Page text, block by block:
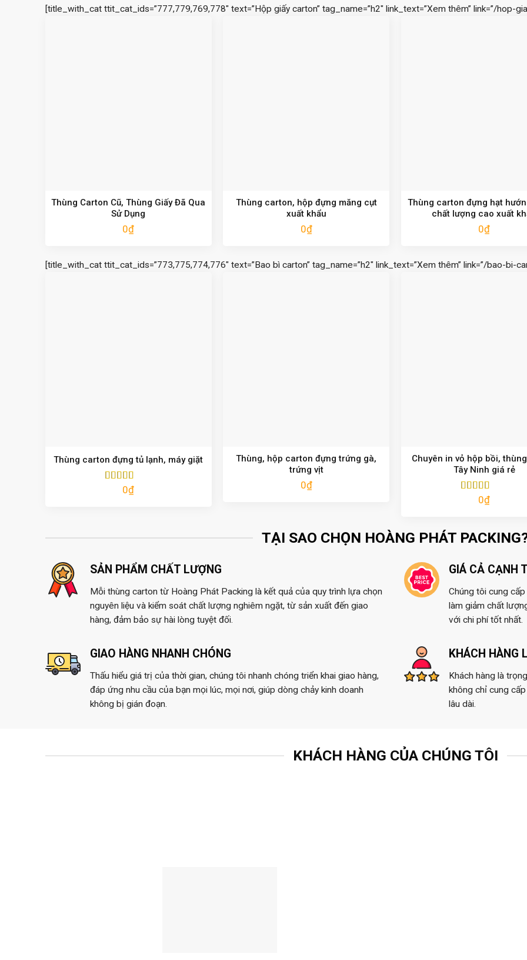
[title_with_cat ttit_cat_ids=”777,779,769,778″ text=”Hộp giấy carton” tag_name=”h2″ link_text=”Xem thêm” link=”/hop-
Thùng Carton Cũ, Thùng Giấy Đã Qua
Sử Dụng
0₫
Thùng carton, hộp đựng măng cụt
xuất khẩu
0₫
Thùng carton đựng hạt
chất lượng cao xuất
0₫
[title_with_cat ttit_cat_ids=”773,775,774,776″ text=”Bao bì carton” tag_name=”h2″ link_text=”Xem thêm” link=”/bao-bi-
Thùng carton đựng tủ lạnh, máy giặt
Được xếp
0₫
Thùng, hộp carton đựng trứng gà,
trứng vịt
0₫
Chuyên in vỏ hộp bồi,
Tây Ninh giá rẻ
Được xếp
0₫
TẠI SAO CHỌN HOÀNG PHÁT
SẢN PHẨM CHẤT LƯỢNG
Mỗi thùng carton từ Hoàng Phát Packing là kết quả của quy trình lựa chọn
nguyên liệu và kiểm soát chất lượng nghiêm ngặt, từ sản xuất đến giao
hàng, đảm bảo sự hài lòng tuyệt đối.
GIÁ CẢ CẠNH
Chúng tôi cung
làm giảm chất
với chi phí tốt nhất.
GIAO HÀNG NHANH CHÓNG
Thấu hiểu giá trị của thời gian, chúng tôi nhanh chóng triển khai giao hàng,
đáp ứng nhu cầu của bạn mọi lúc, mọi nơi, giúp dòng chảy kinh doanh
không bị gián đoạn.
KHÁCH HÀNG
Khách hàng là
không chỉ cung
lâu dài.
KHÁCH HÀNG CỦA CHÚNG TÔI